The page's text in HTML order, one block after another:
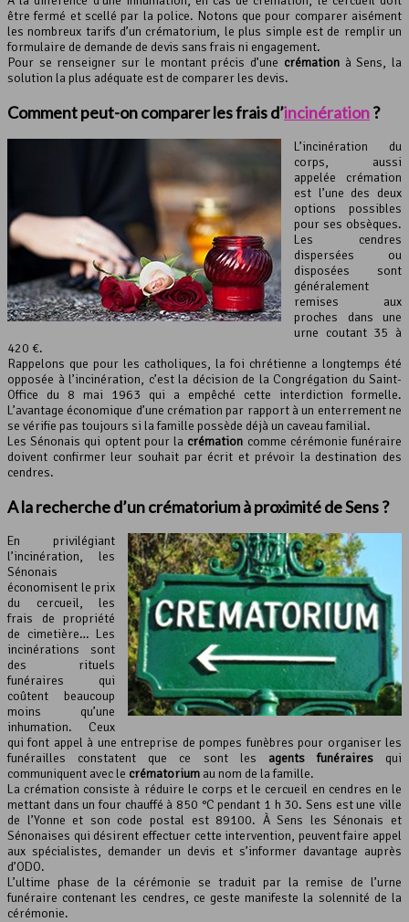
être fermé et scellé par la police. Notons que pour comparer aisément
les nombreux tarifs d’un crématorium, le plus simple est de remplir un
formulaire de demande de devis sans frais ni engagement.
Pour se renseigner sur le montant précis d’une crémationà Sens, la
solution la plus adéquate est de comparer les devis.
Comment peut-on comparer les frais d’incinération?
L’incinération du
corps, aussi
appelée crémation
est l’une des deux
options possibles
pour ses obsèques.
Les cendres
dispersées ou
disposées sont
généralement
remises aux
proches dans une
urne coutant 35 à
420 €.
Rappelons que pour les catholiques, la foi chrétienne a longtemps été
opposée à l’incinération, c’est la décision de la Congrégation du Saint-
Office du 8 mai 1963 qui a empêché cette interdiction formelle.
L’avantage économique d’une crémation par rapport à un enterrement ne
se vérifie pas toujours si la famille possède déjà un caveau familial.
Les Sénonais qui optent pour la crémation comme cérémonie funéraire
doivent confirmer leur souhait par écrit et prévoir la destination des
cendres.
A la recherche d’un crématorium à proximité de Sens ?
En privilégiant
l’incinération, les
Sénonais
économisent le prix
du cercueil, les
frais de propriété
de cimetière… Les
incinérations sont
des rituels
funéraires qui
coûtent beaucoup
moins qu’une
inhumation. Ceux
qui font appel à une entreprise de pompes funèbres pour organiser les
funérailles constatent que ce sont les agents funérairesqui
communiquent avec le crématorium au nom de la famille.
La crémation consiste à réduire le corps et le cercueil en cendres en le
mettant dans un four chauffé à 850 °C pendant 1 h 30. Sens est une ville
de l’Yonne et son code postal est 89100. À Sens les Sénonais et
Sénonaises qui désirent effectuer cette intervention, peuvent faire appel
aux spécialistes, demander un devis et s’informer davantage auprès
d’ODO.
L’ultime phase de la cérémonie se traduit par la remise de l’urne
funéraire contenant les cendres, ce geste manifeste la solennité de la
cérémonie.